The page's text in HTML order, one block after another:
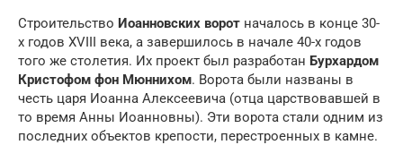
Строительство Иоанновских ворот началось в конце 30-
х годов XVIII века, а завершилось в начале 40-х годов
того же столетия. Их проект был разработан Бурхардом
Кристофом фон Мюннихом. Ворота были названы в
честь царя Иоанна Алексеевича (отца царствовавшей в
то время Анны Иоанновны). Эти ворота стали одним из
последних объектов крепости, перестроенных в камне.